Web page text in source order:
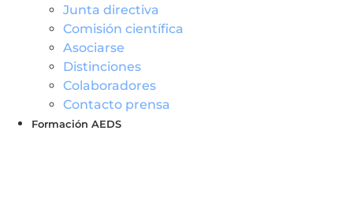
Junta directiva
Comisión científica
Asociarse
Distinciones
Colaboradores
Contacto prensa
Formación AEDS